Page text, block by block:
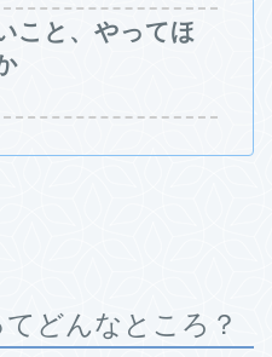
こと、やってほ
どんなところ？